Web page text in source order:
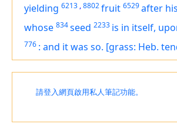
yielding 6213 ,8802fruit 6529after
whose 834seed 2233 is in itself,
776 : and it was so. [grass: Heb.
請登入網頁啟用私人筆記功能。